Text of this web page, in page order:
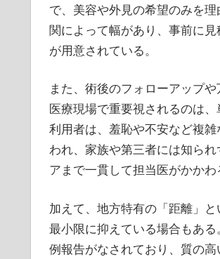
で、美容や外見の希望のみを
関によって幅があり、事前に
が用意されている。
また、術後のフォローアップ
医療現場で重要視されるのは
利用者は、羞恥や不安など複
われ、家族や第三者には知ら
アまで一貫して担当医がかか
加えて、地方特有の「距離」
最小限に抑えている場合もあ
例報告がなされており、質の